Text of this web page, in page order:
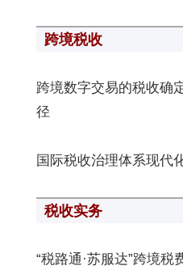
跨境税收
跨境数字交易的税收确
径
国际税收治理体系现代
税收实务
“税路通·苏服达”跨境